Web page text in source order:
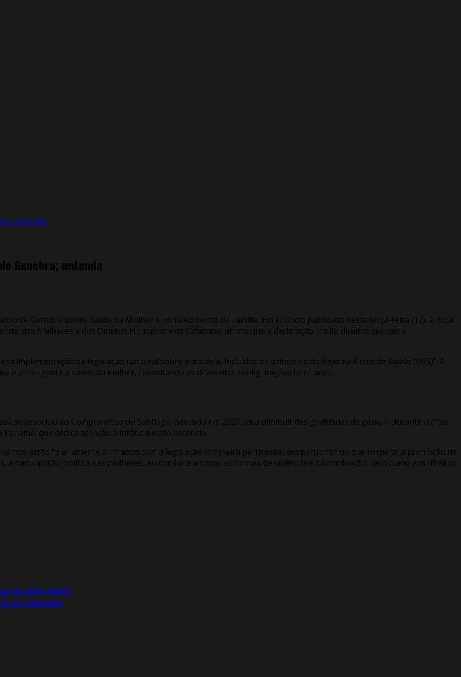
entenda
Genebra; entenda
de Genebra sobre Saúde da Mulher e Fortalecimento da Família. Em anúncio publicado nesta terça-feira (17), a nota
das Mulheres e dos Direitos Humanos e da Cidadania afirma que a declaração limita direitos sexuais e
implementação da legislação nacional sobre a matéria, incluídos os princípios do Sistema Único de Saúde (SUS)”. A
e abrangente a saúde da mulher, respeitando as diferentes configurações familiares.
se associou ao Compromisso de Santiago, adotado em 2020 para diminuir desigualdades de gênero durante a crise
que dedica atenção à infância e adolescência.
estão “plenamente alinhados com a legislação brasileira pertinente, em particular no que respeita à promoção da
à participação política das mulheres, ao combate a todas as formas de violência e discriminação, bem como aos direitos
da mesma família
em atendimento